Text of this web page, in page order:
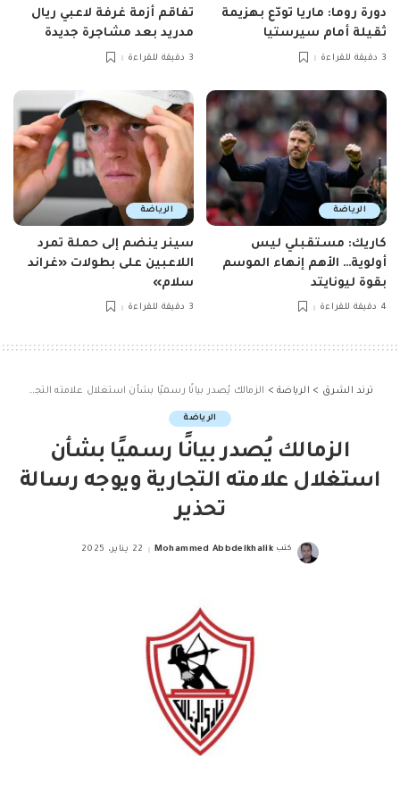
دورة روما: ماريا تودّع بهزيمة
ثقيلة أمام سيرستيا
3 دقيقة للقراءة
تفاقم أزمة غرفة لاعبي ريال
مدريد بعد مشاجرة جديدة
3 دقيقة للقراءة
الرياضة
كاريك: مستقبلي ليس
أولوية… الأهم إنهاء الموسم
بقوة ليونايتد
4 دقيقة للقراءة
الرياضة
سينر ينضم إلى حملة تمرد
اللاعبين على بطولات «غراند
سلام»
3 دقيقة للقراءة
ترند الشرق > الرياضة> الزمالك يُصدر بيانًا رسميًا بشأن استغلال علامته التجارية ويوجه رسالة تحذير
الرياضة
الزمالك يُصدر بيانًا رسميًا بشأن
استغلال علامته التجارية ويوجه رسالة
تحذير
Posted
كتب Mohammed Abbdelkhalik 22 يناير، 2025